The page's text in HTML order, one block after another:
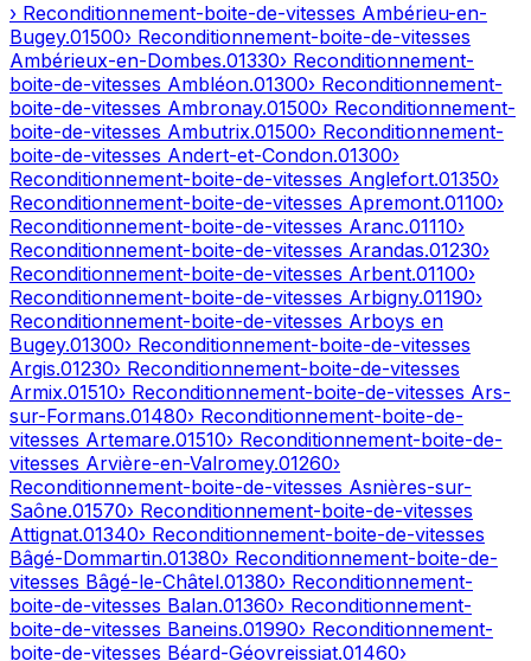
› Reconditionnement-boite-de-vitesses Ambérieu-en-
Bugey.01500› Reconditionnement-boite-de-vitesses
Ambérieux-en-Dombes.01330› Reconditionnement-
boite-de-vitesses Ambléon.01300› Reconditionnement-
boite-de-vitesses Ambronay.01500› Reconditionnement-
boite-de-vitesses Ambutrix.01500› Reconditionnement-
boite-de-vitesses Andert-et-Condon.01300›
Reconditionnement-boite-de-vitesses Anglefort.01350›
Reconditionnement-boite-de-vitesses Apremont.01100›
Reconditionnement-boite-de-vitesses Aranc.01110›
Reconditionnement-boite-de-vitesses Arandas.01230›
Reconditionnement-boite-de-vitesses Arbent.01100›
Reconditionnement-boite-de-vitesses Arbigny.01190›
Reconditionnement-boite-de-vitesses Arboys en
Bugey.01300› Reconditionnement-boite-de-vitesses
Argis.01230› Reconditionnement-boite-de-vitesses
Armix.01510› Reconditionnement-boite-de-vitesses Ars-
sur-Formans.01480› Reconditionnement-boite-de-
vitesses Artemare.01510› Reconditionnement-boite-de-
vitesses Arvière-en-Valromey.01260›
Reconditionnement-boite-de-vitesses Asnières-sur-
Saône.01570› Reconditionnement-boite-de-vitesses
Attignat.01340› Reconditionnement-boite-de-vitesses
Bâgé-Dommartin.01380› Reconditionnement-boite-de-
vitesses Bâgé-le-Châtel.01380› Reconditionnement-
boite-de-vitesses Balan.01360› Reconditionnement-
boite-de-vitesses Baneins.01990› Reconditionnement-
boite-de-vitesses Béard-Géovreissiat.01460›